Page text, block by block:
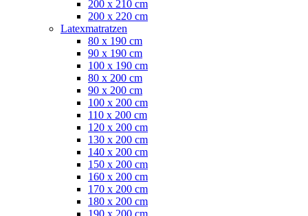
200 x 210 cm
200 x 220 cm
Latexmatratzen
80 x 190 cm
90 x 190 cm
100 x 190 cm
80 x 200 cm
90 x 200 cm
100 x 200 cm
110 x 200 cm
120 x 200 cm
130 x 200 cm
140 x 200 cm
150 x 200 cm
160 x 200 cm
170 x 200 cm
180 x 200 cm
190 x 200 cm